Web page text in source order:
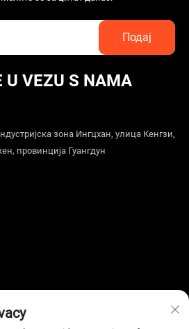
U VEZU S NAMA
зона Ингцхан, улица Кенгзи,
провинција Гуангдун